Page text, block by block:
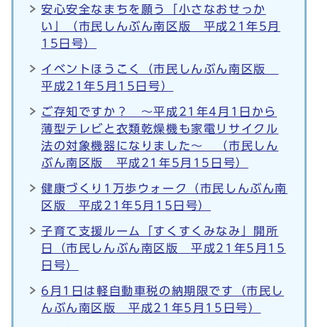
安心安全なまちを願う「小さなおせっか
い」（市民しんぶん南区版 平成21年5月
15日号）
イベントほうこく（市民しんぶん南区版
平成21年5月15日号）
ご存知ですか？ ～平成21年4月1日から
薄型テレビと衣類乾燥機も家電リサイクル
法の対象機器になりました～ （市民しん
ぶん南区版 平成21年5月15日号）
健康づくり1万歩ウォーク（市民しんぶん南
区版 平成21年5月15日号）
子育て支援ルーム「すくすくみなみ」開所
日（市民しんぶん南区版 平成21年5月15
日号）
6月1日は軽自動車税の納期限です（市民し
んぶん南区版 平成21年5月15日号）